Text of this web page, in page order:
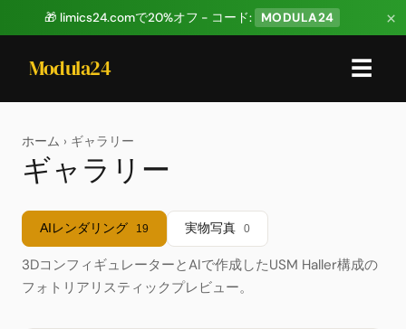
🎁 limics24.comで20%オフ - コード: MODULA24 ×
Modula24 ☰
ホーム › ギャラリー
ギャラリー
AIレンダリング 19 実物写真 0
3DコンフィギュレーターとAIで作成したUSM Haller構成の
フォトリアリスティックプレビュー。